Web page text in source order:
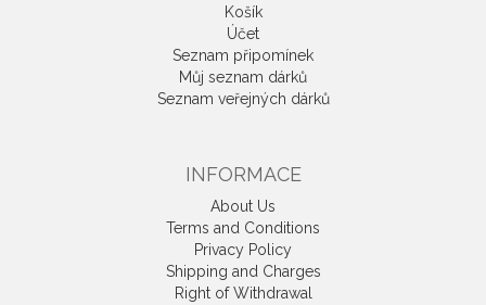
Košík
Účet
Seznam připomínek
Můj seznam dárků
Seznam veřejných dárků
INFORMACE
About Us
Terms and Conditions
Privacy Policy
Shipping and Charges
Right of Withdrawal